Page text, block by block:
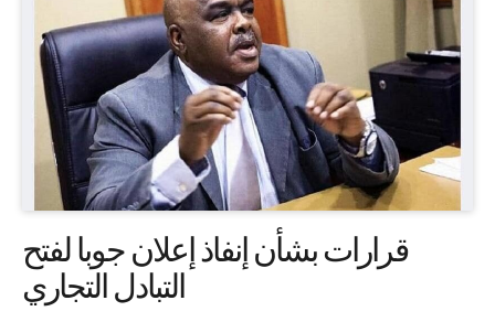
قرارات بشأن إنفاذ إعلان جوبا لفتح
التبادل التجاري